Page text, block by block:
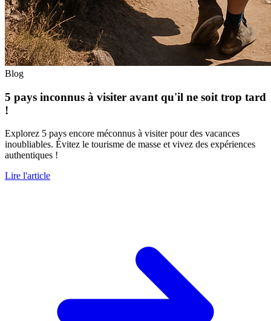
Blog
5 pays inconnus à visiter avant qu'il ne soit trop tard
!
Explorez 5 pays encore méconnus à visiter pour des vacances
inoubliables. Évitez le tourisme de masse et vivez des expériences
authentiques !
Lire l'article